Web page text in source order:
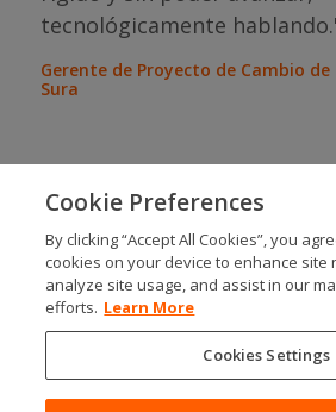
tecnológicamente
Gerente de Proyecto de Cambio de
Sura
Cookie Preferences
By clicking “Accept All Cookies”, you
cookies on your device to enhance site
analyze site usage, and assist in our
efforts. Learn More
Cookies Settings